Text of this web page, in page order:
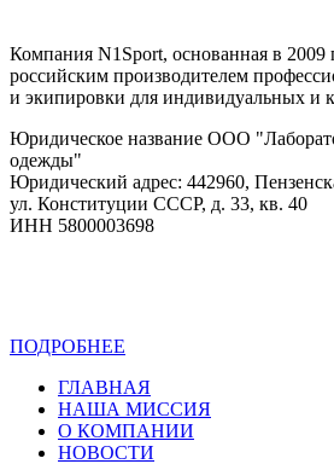
Компания N1Sport, основанная в 2009
российским производителем
и экипировки для индивидуальных и
Юридическое название ООО
одежды"
Юридический адрес: 442960,
ул. Конституции СССР, д. 33, кв. 40
ИНН 5800003698
ПОДРОБНЕЕ
ГЛАВНАЯ
НАША МИССИЯ
О КОМПАНИИ
НОВОСТИ